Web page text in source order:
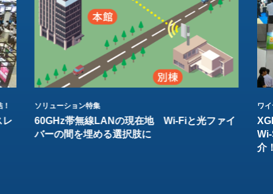
レ
ソリューション特集
60GHz帯無線LANの現在地 Wi-Fiと光ファイ
バーの間を埋める選択肢に
ワ
介